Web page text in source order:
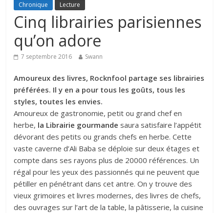
Chronique Lecture
Cinq librairies parisiennes
qu’on adore
7 septembre 2016 Swann
Amoureux des livres, Rocknfool partage ses librairies
préférées. Il y en a pour tous les goûts, tous les
styles, toutes les envies.
Amoureux de gastronomie, petit ou grand chef en
herbe, la Librairie gourmande saura satisfaire l’appétit
dévorant des petits ou grands chefs en herbe. Cette
vaste caverne d’Ali Baba se déploie sur deux étages et
compte dans ses rayons plus de 20000 références. Un
régal pour les yeux des passionnés qui ne peuvent que
pétiller en pénétrant dans cet antre. On y trouve des
vieux grimoires et livres modernes, des livres de chefs,
des ouvrages sur l’art de la table, la pâtisserie, la cuisine